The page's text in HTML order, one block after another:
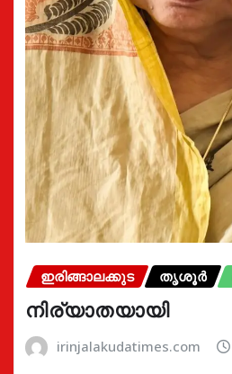
ഇരിങ്ങാലക്കുട തൃശൂർ
നിര്യാതയായി
irinjalakudatimes.com